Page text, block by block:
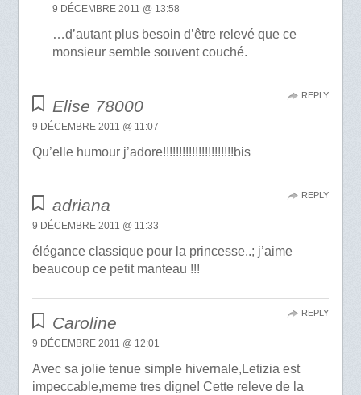
9 DÉCEMBRE 2011 @ 13:58
…d’autant plus besoin d’être relevé que ce
monsieur semble souvent couché.
Elise 78000
9 DÉCEMBRE 2011 @ 11:07
Qu’elle humour j’adore!!!!!!!!!!!!!!!!!!!!!!bis
REPLY
adriana
9 DÉCEMBRE 2011 @ 11:33
élégance classique pour la princesse..; j’aime
beaucoup ce petit manteau !!!
REPLY
Caroline
9 DÉCEMBRE 2011 @ 12:01
Avec sa jolie tenue simple hivernale,Letizia est
impeccable,meme tres digne! Cette releve de la
REPLY